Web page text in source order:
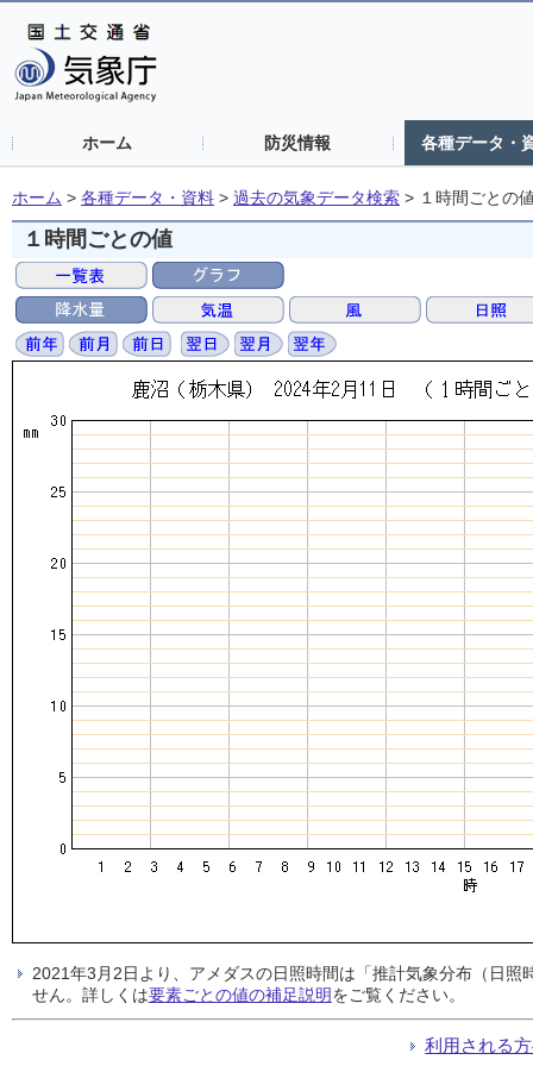
ホーム 防災情報 各種データ・
ホーム > 各種データ・資料 > 過去の気象データ検索 > １時間ごとの
１時間ごとの値
2021年3月2日より、アメダスの日照時間は「推計気象分布（日
せん。詳しくは要素ごとの値の補足説明をご覧ください。
利用される